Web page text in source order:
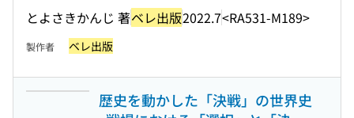
とよさきかんじ 著ベレ出版2022.7<RA531-M189>
製作者 ベレ出版
歴史を動かした「決戦」の世界史